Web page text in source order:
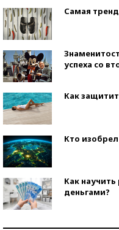
Самая
успеха со
Как
Кто изобрел
Как
деньгами?